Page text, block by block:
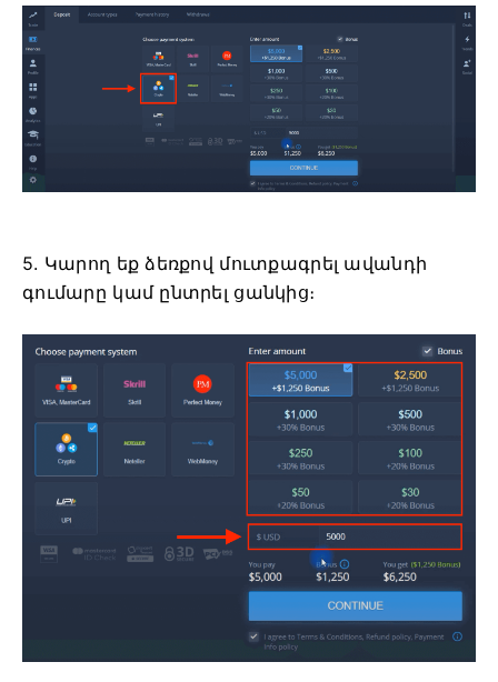
5. Կարող եք ձեռքով մուտքագրել ավանդի
գումարը կամ ընտրել ցանկից։